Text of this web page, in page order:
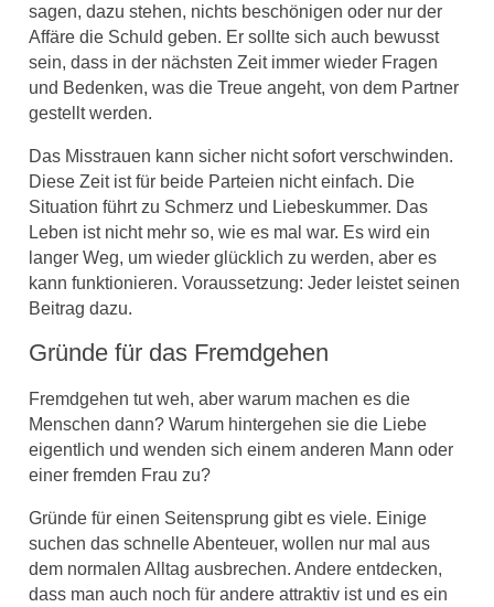
sagen, dazu stehen, nichts beschönigen oder nur der
Affäre die Schuld geben. Er sollte sich auch bewusst
sein, dass in der nächsten Zeit immer wieder Fragen
und Bedenken, was die Treue angeht, von dem Partner
gestellt werden.
Das Misstrauen kann sicher nicht sofort verschwinden.
Diese Zeit ist für beide Parteien nicht einfach. Die
Situation führt zu Schmerz und Liebeskummer. Das
Leben ist nicht mehr so, wie es mal war. Es wird ein
langer Weg, um wieder glücklich zu werden, aber es
kann funktionieren. Voraussetzung: Jeder leistet seinen
Beitrag dazu.
Gründe für das Fremdgehen
Fremdgehen tut weh, aber warum machen es die
Menschen dann? Warum hintergehen sie die Liebe
eigentlich und wenden sich einem anderen Mann oder
einer fremden Frau zu?
Gründe für einen Seitensprung gibt es viele. Einige
suchen das schnelle Abenteuer, wollen nur mal aus
dem normalen Alltag ausbrechen. Andere entdecken,
dass man auch noch für andere attraktiv ist und es ein